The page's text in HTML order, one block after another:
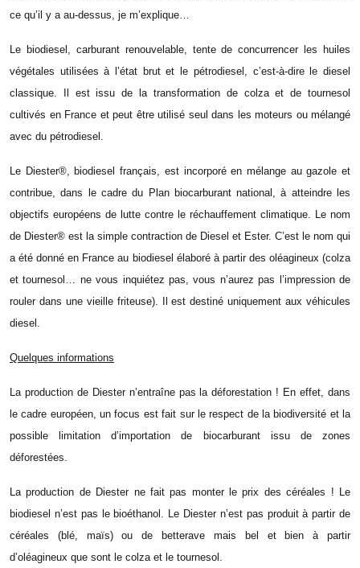
ce qu’il y a au-dessus, je m’explique…
Le biodiesel, carburant renouvelable, tente de concurrencer les huiles
végétales utilisées à l’état brut et le pétrodiesel, c’est-à-dire le diesel
classique. Il est issu de la transformation de colza et de tournesol
cultivés en France et peut être utilisé seul dans les moteurs ou mélangé
avec du pétrodiesel.
Le Diester®, biodiesel français, est incorporé en mélange au gazole et
contribue, dans le cadre du Plan biocarburantnational, à atteindre les
objectifs européens de lutte contre le réchauffement climatique. Le nom
de Diester® est la simple contraction de Diesel et Ester. C’est le nom qui
a été donné en France au biodiesel élaboré à partir des oléagineux (colza
et tournesol… ne vous inquiétez pas, vous n’aurez pas l’impression de
rouler dans une vieille friteuse). Il est destiné uniquement aux véhicules
diesel.
Quelques informations
La production de Diester n’entraîne pas la déforestation ! En effet, dans
le cadre européen, un focus est fait sur le respect de la biodiversité et la
possible limitation d’importation de biocarburant issu de zones
déforestées.
La production de Diester ne fait pas monter le prix des céréales ! Le
biodiesel n’est pas le bioéthanol. Le Diester n’est pas produit à partir de
céréales (blé, maïs) ou de betterave mais bel et bien à partir
d’oléagineux que sont le colza et le tournesol.